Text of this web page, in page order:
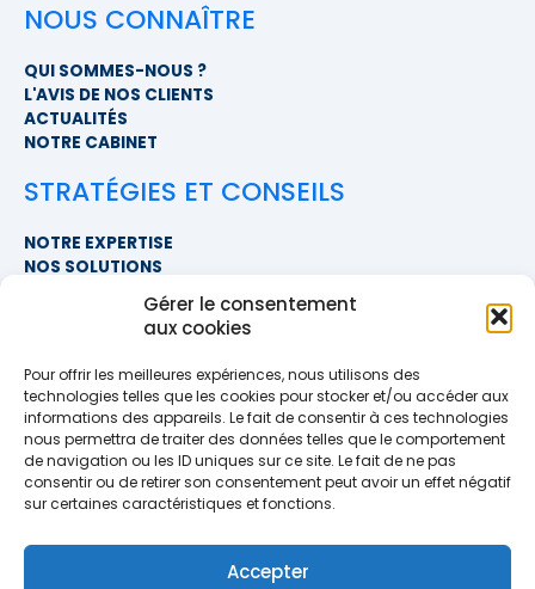
Gérer le consentement
aux cookies
Pour offrir les meilleures expériences, nous utilisons des
technologies telles que les cookies pour stocker et/ou accéder aux
informations des appareils. Le fait de consentir à ces technologies
nous permettra de traiter des données telles que le comportement
de navigation ou les ID uniques sur ce site. Le fait de ne pas
consentir ou de retirer son consentement peut avoir un effet négatif
sur certaines caractéristiques et fonctions.
Accepter
NOUS CONNAÎTRE
QUI SOMMES-NOUS ?
L'AVIS DE NOS CLIENTS
ACTUALITÉS
NOTRE CABINET
STRATÉGIES ET CONSEILS
NOTRE EXPERTISE
NOS SOLUTIONS
NOUS CONTACTER
SIÈGE SOCIAL
PROXIMITÉ COURTAGE
678 BOULEVARD DES HUNAUDIÈRES
72230 RUAUDIN
TÉLÉPHONE >> AFFICHER LE NUMÉRO <<
EMAIL
contact@proximite-courtage.fr
Formulaire de contact